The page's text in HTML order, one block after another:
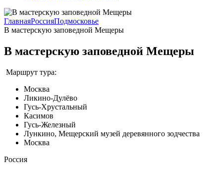
ГлавнаяРоссияПодмосковье
В мастерскую заповедной Мещеры
В мастерскую заповедной Мещеры
Маршрут тура:
Москва
Ликино-Дулёво
Гусь-Хрустальный
Касимов
Гусь-Железный
Лункино, Мещерский музей деревянного зодчества
Москва
Россия